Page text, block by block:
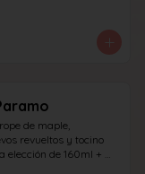
+ jugo del día de
con granola y
de maple,
revueltos y tocino
elección de 160ml +